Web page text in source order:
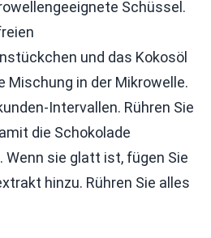
Schüssel.
und das Kokosöl
Mischung in der Mikrowelle.
Intervallen. Rühren Sie
die Schokolade
sie glatt ist, fügen Sie
hinzu. Rühren Sie alles